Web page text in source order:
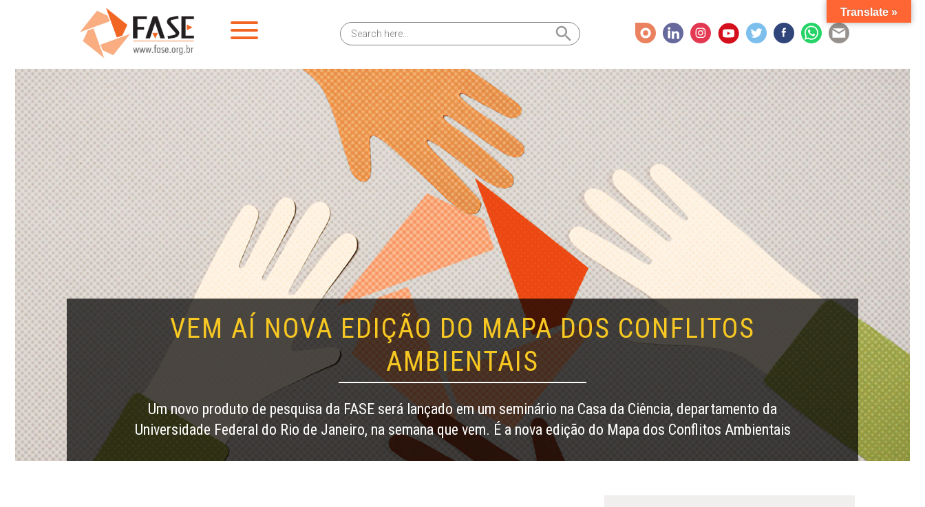
Search
for:
Search Button
VEM AÍ NOVA EDIÇÃO DO MAPA DOS CONFLITOS
AMBIENTAIS
Um novo produto de pesquisa da FASE será lançado em um seminário na Casa da Ciência, departamento da
Universidade Federal do Rio de Janeiro, na semana que vem. É a nova edição do Mapa dos Conflitos Ambientais
Translate »